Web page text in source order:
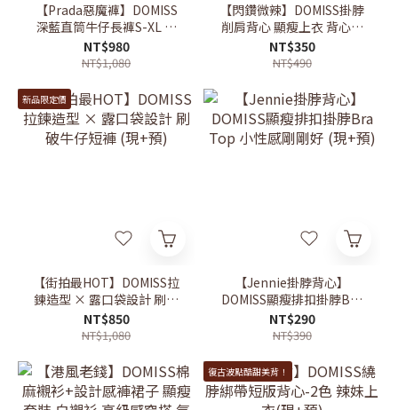
【Prada惡魔褲】DOMISS
深藍直筒牛仔長褲S-XL 顯
瘦神褲(現貨)
NT$980
NT$1,080
【閃鑽微辣】DOMISS掛脖
削肩背心 顯瘦上衣 背心-4
色 (現貨)
NT$350
NT$490
新品限定價
【街拍最HOT】DOMISS拉
鍊造型 × 露口袋設計 刷破
牛仔短褲 (現+預)
NT$850
NT$1,080
【Jennie掛脖背心】
DOMISS顯瘦排扣掛脖Bra
Top 小性感剛剛好 (現+預)
NT$290
NT$390
復古波點酷甜美背！